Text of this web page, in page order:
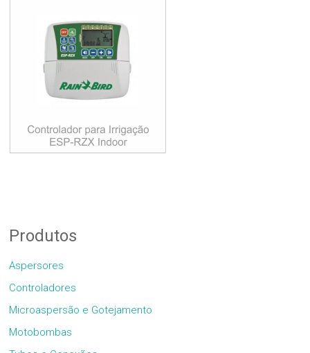
Produtos
Aspersores
Controladores
Microaspersão e Gotejamento
Motobombas